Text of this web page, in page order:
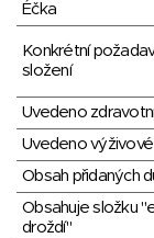
Éčka
Konkrétní
složení
Uvedeno
Uvedeno
Obsah přidaných
Obsahuje složku
droždí"